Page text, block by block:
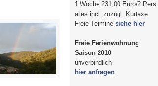
Crans Montana 2009
Speckessen mit
Radtour Freiburg
Alte Post
Studientreffen 2008
1 Woche 231,00 Euro/2 Pers.
alles incl. zuzügl. Kurtaxe
Freie Termine siehe hier
Freie Ferienwohnung
Saison 2010
unverbindlich
hier anfragen